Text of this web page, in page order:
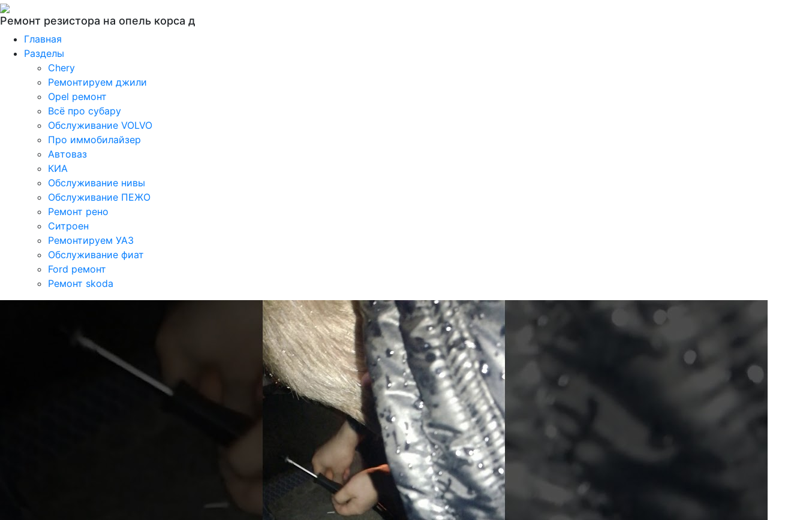
Ремонт резистора на опель корса д
Главная
Разделы
Chery
Ремонтируем джили
Opel ремонт
Всё про субару
Обслуживание VOLVO
Про иммобилайзер
Автоваз
КИА
Обслуживание нивы
Обслуживание ПЕЖО
Ремонт рено
Ситроен
Ремонтируем УАЗ
Обслуживание фиат
Ford ремонт
Ремонт skoda